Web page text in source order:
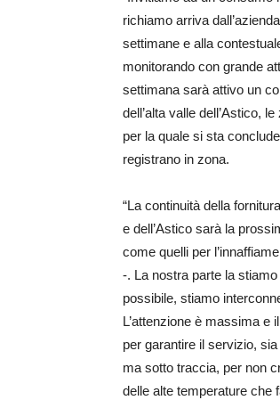
richiamo arriva
settimane e alla
monitorando con grande
settimana sarà attivo un
dell’alta valle dell’Astico,
per la quale si sta
registrano in zona.
“La continuità della
e dell’Astico sarà la
come quelli per
-. La nostra parte la
possibile, stiamo
L’attenzione è massima e
per garantire il servizio,
ma sotto traccia, per non
delle alte temperature che